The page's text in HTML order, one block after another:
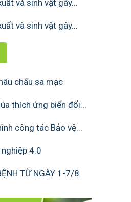
và sinh vật gây...
và sinh vật gây...
chấu sa mạc
thích ứng biến đổi...
công tác Bảo vệ...
4.0
TỪ NGÀY 1-7/8